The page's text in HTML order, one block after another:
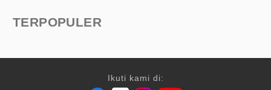
TERPOPULER
Ikuti kami di: